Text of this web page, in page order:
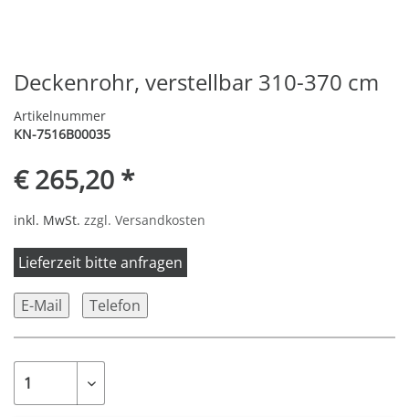
Deckenrohr, verstellbar 310-370 cm
Artikelnummer
KN-7516B00035
€ 265,20 *
inkl. MwSt. zzgl. Versandkosten
Lieferzeit bitte anfragen
E-Mail Telefon